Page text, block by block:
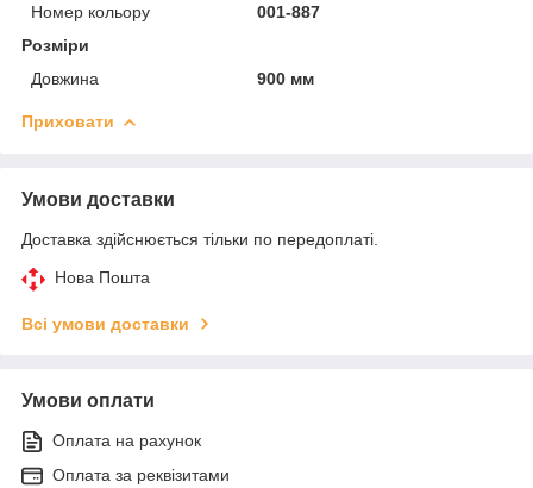
Номер кольору
001-887
Розміри
Довжина
900 мм
Приховати
Умови доставки
Доставка здійснюється тільки по передоплаті.
Нова Пошта
Всі умови доставки
Умови оплати
Оплата на рахунок
Оплата за реквізитами